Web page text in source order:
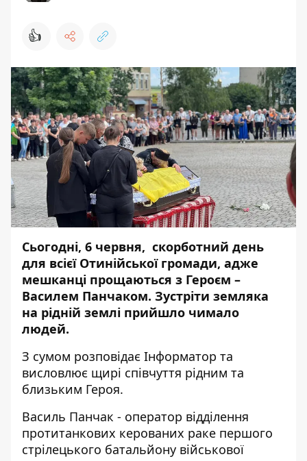
👍
Сьогодні, 6 червня, скорботний день
для всієї Отинійської громади, адже
мешканці прощаються з Героєм –
Василем Панчаком. Зустріти земляка
на рідній землі прийшло чимало
людей.
З сумом розповідає Інформатор та
висловлює щирі співчуття рідним та
близьким Героя.
Василь Панчак - оператор відділення
протитанкових керованих раке першого
стрілецького батальйону військової